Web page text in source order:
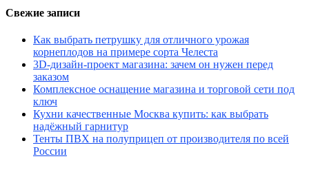
Свежие записи
Как выбрать петрушку для отличного урожая
корнеплодов на примере сорта Челеста
3D-дизайн-проект магазина: зачем он нужен перед
заказом
Комплексное оснащение магазина и торговой сети под
ключ
Кухни качественные Москва купить: как выбрать
надёжный гарнитур
Тенты ПВХ на полуприцеп от производителя по всей
России